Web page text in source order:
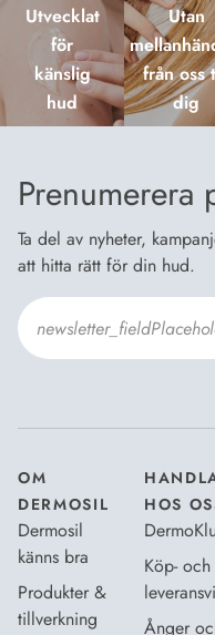
Utvecklat
för
känslig
hud
Utan
från oss
dig
Prenumerera
Ta del av nyheter,
att hitta rätt för din hud.
OM
DERMOSIL
Dermosil
känns bra
Produkter &
tillverkning
HOS
Köp- och
Ånger